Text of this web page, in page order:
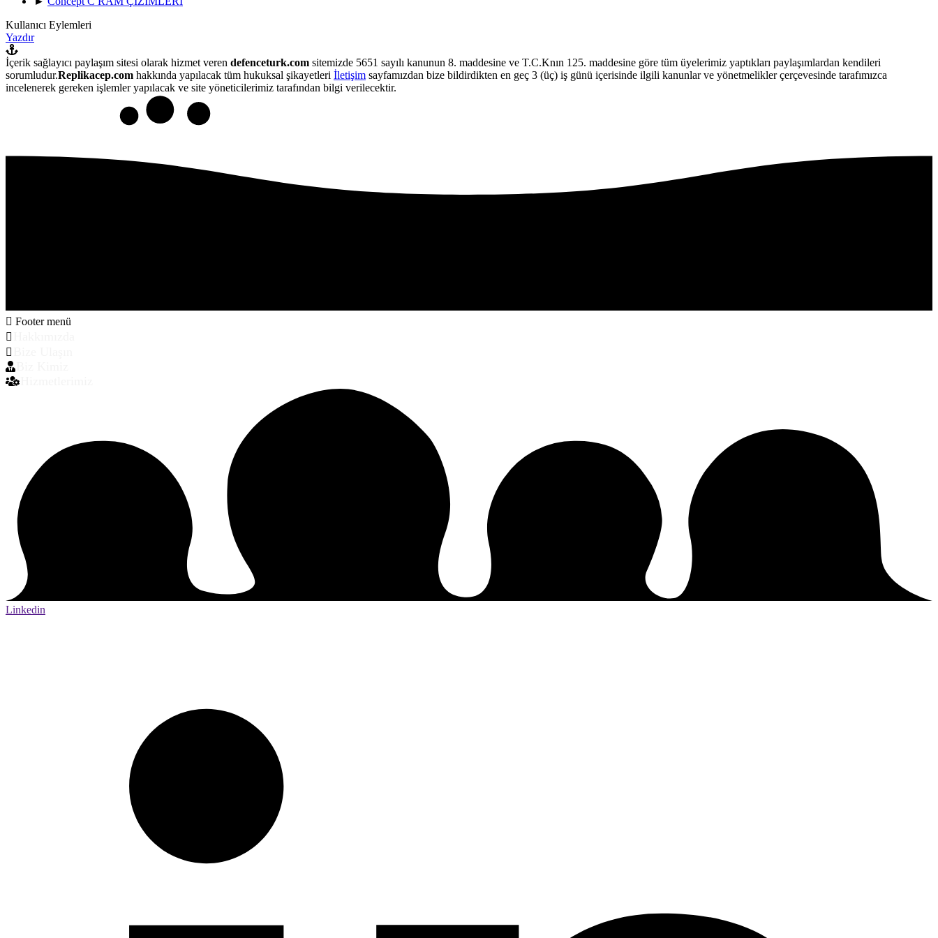
Kullanıcı Eylemleri
Yazdır
İçerik sağlayıcı paylaşım sitesi olarak hizmet veren defenceturk.com sitemizde 5651 sayılı kanunun 8. maddesine ve T.C.Knın 125. maddesine göre tüm üyelerimiz yaptıkları paylaşımlardan kendileri
sorumludur.Replikacep.com hakkında yapılacak tüm hukuksal şikayetleri İletişim sayfamızdan bize bildirdikten en geç 3 (üç) iş günü içerisinde ilgili kanunlar ve yönetmelikler çerçevesinde tarafımızca
incelenerek gereken işlemler yapılacak ve site yöneticilerimiz tarafından bilgi verilecektir.
Footer menü
Linkedin